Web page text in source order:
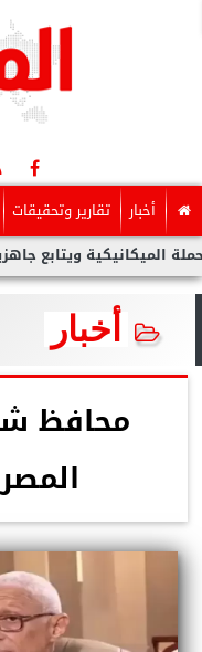
أخبار تقارير وتحقيقات
ويتابع جاهزية
أخبار
محافظ